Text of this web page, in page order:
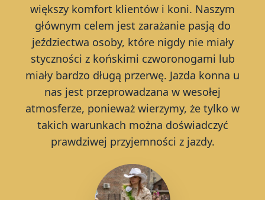
większy komfort klientów i koni. Naszym
głównym celem jest zarażanie pasją do
jeździectwa osoby, które nigdy nie miały
styczności z końskimi czworonogami lub
miały bardzo długą przerwę. Jazda konna u
nas jest przeprowadzana w wesołej
atmosferze, ponieważ wierzymy, że tylko w
takich warunkach można doświadczyć
prawdziwej przyjemności z jazdy.